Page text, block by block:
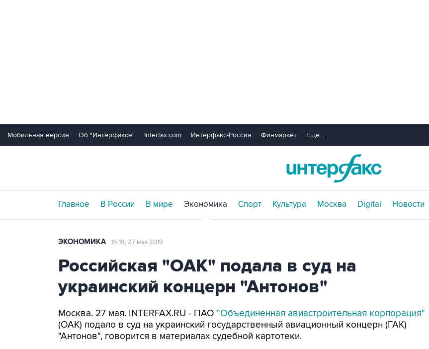
Мобильная версия Об "Интерфаксе" Interfax.com Интерфакс-Россия Финмаркет Еще...
Главное В России В мире Экономика Спорт Культура Москва Digital Новости
ЭКОНОМИКА 16:18, 27 мая 2019
Российская "ОАК" подала в суд на
украинский концерн "Антонов"
Москва. 27 мая. INTERFAX.RU - ПАО "Объединенная авиастроительная корпорация"
(ОАК) подало в суд на украинский государственный авиационный концерн (ГАК)
"Антонов", говорится в материалах судебной картотеки.